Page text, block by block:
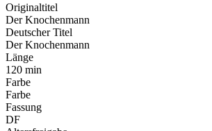
Originaltitel
Der Knochenmann
Deutscher Titel
Der Knochenmann
Länge
120 min
Farbe
Farbe
Fassung
DF